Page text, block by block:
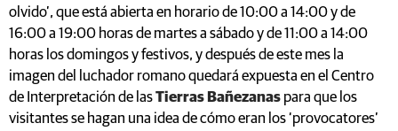
olvido’, que está abierta en horario de 10:00 a 14:00 y de
16:00 a 19:00 horas de martes a sábado y de 11:00 a 14:00
horas los domingos y festivos, y después de este mes la
imagen del luchador romano quedará expuesta en el Centro
de Interpretación de lasTierras Bañezanas para que los
visitantes se hagan una idea de cómo eran los ‘provocatores’